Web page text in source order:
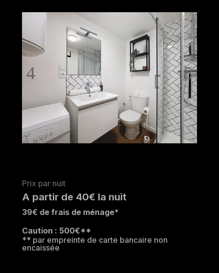
Prix par nuit
A partir de 40€ la nuit
39€ de frais de ménage*
Caution : 500€**
** par empreinte de carte bancaire non
encaissée